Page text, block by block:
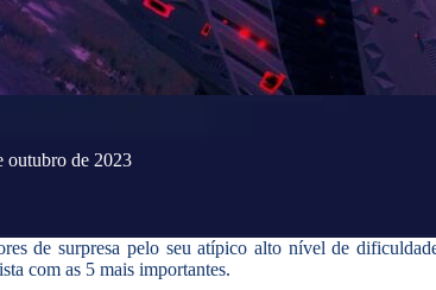
outubro de 2023
de surpresa pelo seu atípico alto nível de
com as 5 mais importantes.